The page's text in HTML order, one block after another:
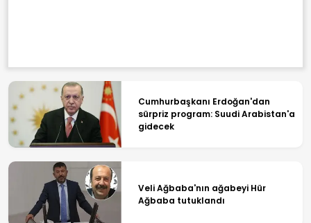
Cumhurbaşkanı Erdoğan'dan
sürpriz program: Suudi Arabistan'a
gidecek
Veli Ağbaba'nın ağabeyi Hür
Ağbaba tutuklandı